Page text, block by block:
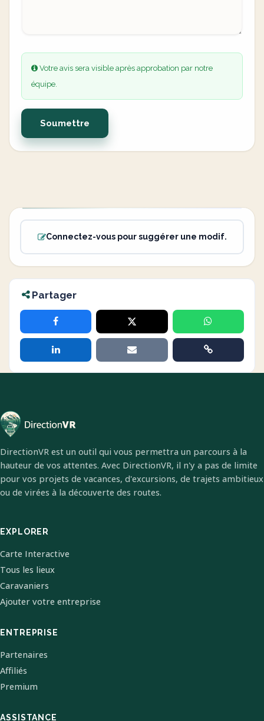
Votre avis sera visible après approbation par notre
équipe.
Soumettre
Connectez-vous pour suggérer une modif.
Partager
DirectionVR est un outil qui vous permettra un parcours à la
hauteur de vos attentes. Avec DirectionVR, il n'y a pas de limite
pour vos projets de vacances, d'excursions, de trajets ambitieux
ou de virées à la découverte des routes.
EXPLORER
Carte Interactive
Tous les lieux
Caravaniers
Ajouter votre entreprise
ENTREPRISE
Partenaires
Affiliés
Premium
ASSISTANCE